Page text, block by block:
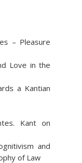
– Pleasure
Love in the
a Kantian
Kant on
and
of Law